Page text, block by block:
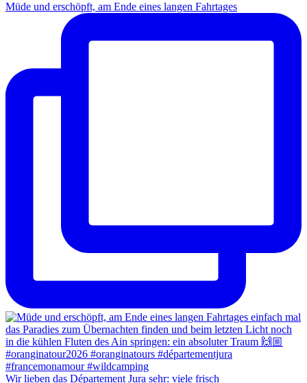
Müde und erschöpft, am Ende eines langen Fahrtages
Wir lieben das Département Jura sehr: viele frisch